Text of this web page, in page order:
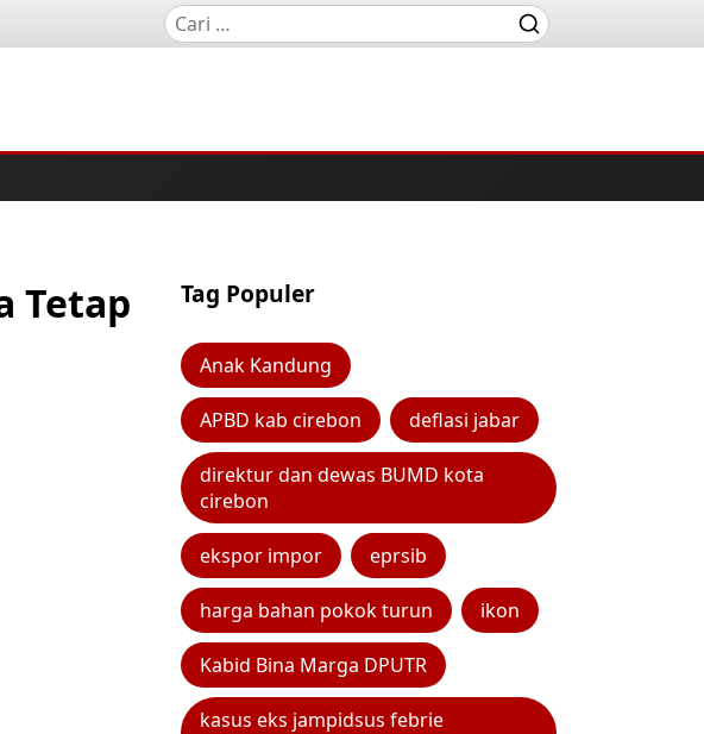
Tetap
Tag Populer
Anak Kandung
APBD kab cirebon deflasi jabar
direktur dan dewas BUMD kota
cirebon
ekspor impor eprsib
harga bahan pokok turun ikon
Kabid Bina Marga DPUTR
kasus eks jampidsus febrie